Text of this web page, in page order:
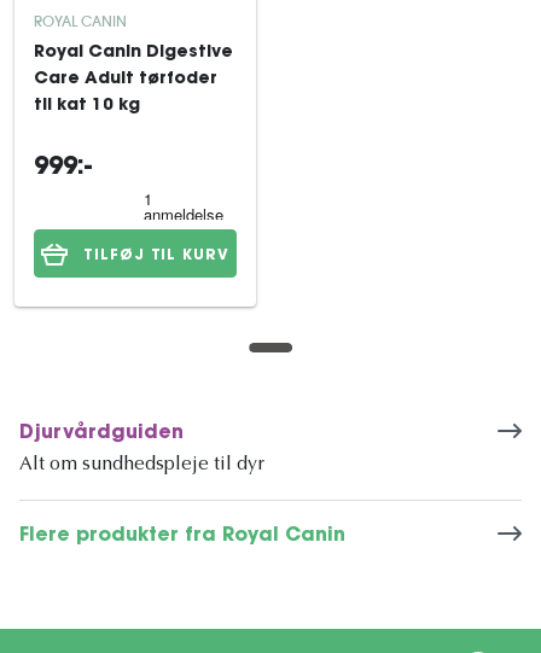
ROYAL CANIN
Royal Canin Digestive
Care Adult tørfoder
til kat 10 kg
999:-
TILFØJ TIL KURV
Djurvårdguiden
Alt om sundhedspleje til dyr
Flere produkter fra Royal Canin